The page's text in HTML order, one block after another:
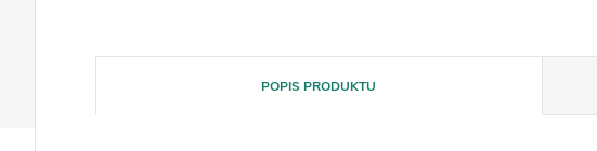
POPIS PRODUKTU